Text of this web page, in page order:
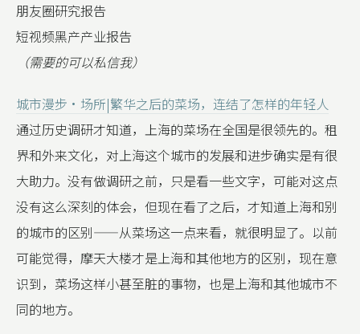
朋友圈研究报告
短视频黑产产业报告
（需要的可以私信我）
城市漫步·场所|繁华之后的菜场，连结了怎样的年轻人
通过历史调研才知道，上海的菜场在全国是很领先的。租
界和外来文化，对上海这个城市的发展和进步确实是有很
大助力。没有做调研之前，只是看一些文字，可能对这点
没有这么深刻的体会，但现在看了之后，才知道上海和别
的城市的区别——从菜场这一点来看，就很明显了。以前
可能觉得，摩天大楼才是上海和其他地方的区别，现在意
识到，菜场这样小甚至脏的事物，也是上海和其他城市不
同的地方。